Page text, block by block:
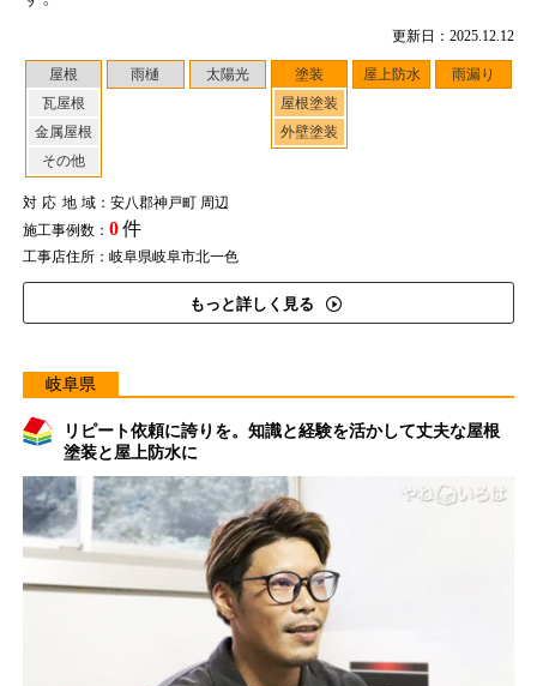
更新日：2025.12.12
屋根
瓦屋根
金属屋根
その他
雨樋 太陽光
塗装
屋根塗装
外壁塗装
屋上防水 雨漏り
対応地域：安八郡神戸町 周辺
施工事例数： 0件
工事店住所：岐阜県岐阜市北一色
もっと詳しく見る
岐阜県
リピート依頼に誇りを。知識と経験を活かして丈夫な屋根
塗装と屋上防水に